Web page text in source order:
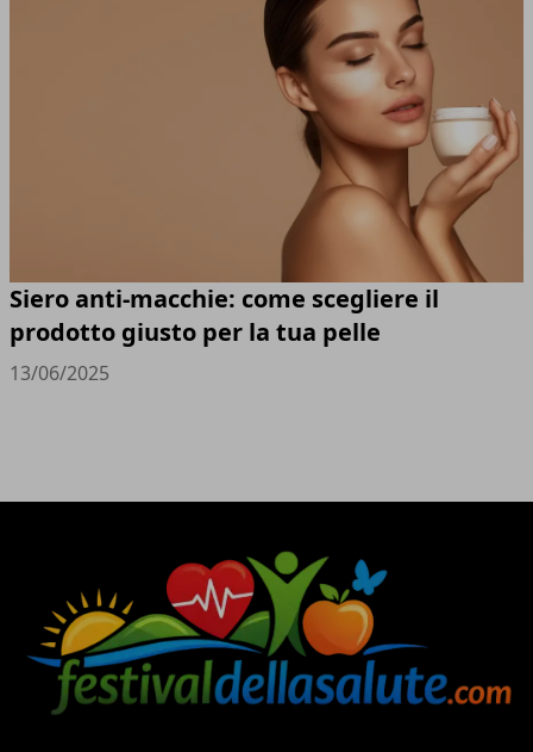
Siero anti-macchie: come scegliere il
prodotto giusto per la tua pelle
13/06/2025